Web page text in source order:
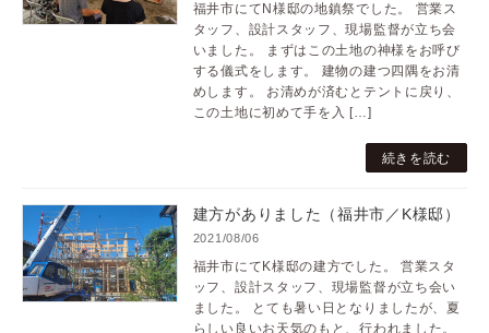
福井市にてN様邸の地鎮祭でした。 営業ス
タッフ、設計スタッフ、現場監督が立ち会
いました。 まずはこの土地の神様をお呼び
する儀式をします。 建物の建つ四隅をお清
めします。 お清めが済むとテントに戻り、
この土地に初めて手を入 […]
続きを読む
建方がありました（福井市／K様邸）
2021/08/06
福井市にてK様邸の建方でした。 営業スタ
ッフ、設計スタッフ、現場監督が立ち会い
ました。 とても暑い日となりましたが、夏
らしい良いお天気のもと、行われました。